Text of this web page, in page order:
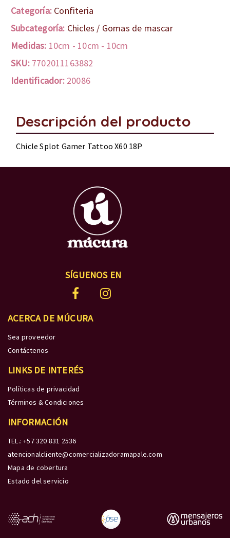
Categoría: Confiteria
Subcategoría: Chicles / Gomas de mascar
Medidas: 10cm - 10cm - 10cm
SKU: 7702011163882
Identificador: 20086
Descripción del producto
Chicle Splot Gamer Tattoo X60 18P
SÍGUENOS EN
ACERCA DE MÚCURA
Sea proveedor
Contáctenos
LINKS DE INTERÉS
Políticas de privacidad
Términos & Condiciones
INFORMACIÓN
TEL.: +57 320 831 2536
atencionalcliente@comercializadoramapale.com
Mapa de cobertura
Estado del servicio